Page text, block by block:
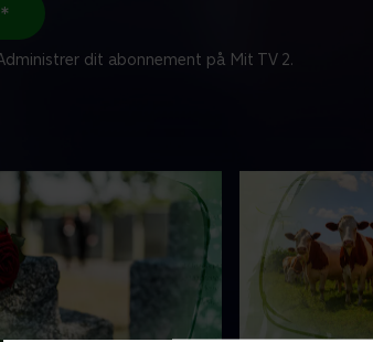
dit abonnement på Mit TV 2.